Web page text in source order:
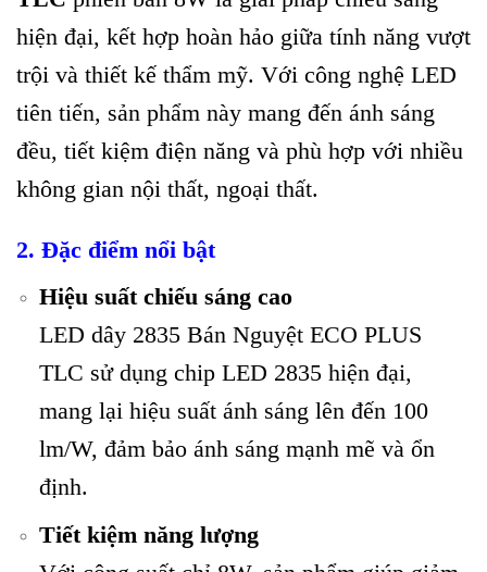
hiện đại, kết hợp hoàn hảo giữa tính năng vượt
trội và thiết kế thẩm mỹ. Với công nghệ LED
tiên tiến, sản phẩm này mang đến ánh sáng
đều, tiết kiệm điện năng và phù hợp với nhiều
không gian nội thất, ngoại thất.
2. Đặc điểm nổi bật
Hiệu suất chiếu sáng cao
LED dây 2835 Bán Nguyệt ECO PLUS
TLC sử dụng chip LED 2835 hiện đại,
mang lại hiệu suất ánh sáng lên đến 100
lm/W, đảm bảo ánh sáng mạnh mẽ và ổn
định.
Tiết kiệm năng lượng